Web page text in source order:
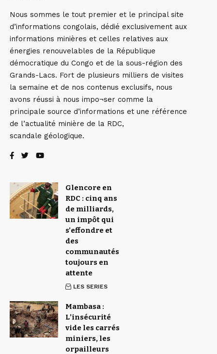
Nous sommes le tout premier et le principal site
d’informations congolais, dédié exclusivement aux
informations minières et celles relatives aux
énergies renouvelables de la République
démocratique du Congo et de la sous-région des
Grands-Lacs. Fort de plusieurs milliers de visites
la semaine et de nos contenus exclusifs, nous
avons réussi à nous impo¬ser comme la
principale source d’informations et une référence
de l’actualité minière de la RDC,
scandale géologique.
Glencore en
RDC : cinq ans
de milliards,
un impôt qui
s’effondre et
des
communautés
toujours en
attente
LES SERIES
Mambasa :
L’insécurité
vide les carrés
miniers, les
orpailleurs